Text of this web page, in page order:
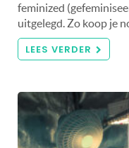
feminized
uitgelegd. Zo koop je
LEES VERDER